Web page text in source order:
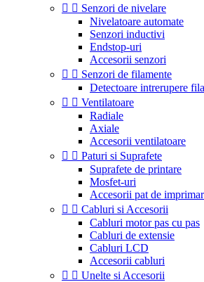
  Senzori de nivelare
Nivelatoare automate
Senzori inductivi
Endstop-uri
Accesorii senzori
  Senzori de filamente
Detectoare intrerupere
  Ventilatoare
Radiale
Axiale
Accesorii ventilatoare
  Paturi si Suprafete
Suprafete de printare
Mosfet-uri
Accesorii pat de
  Cabluri si Accesorii
Cabluri motor pas cu pas
Cabluri de extensie
Cabluri LCD
Accesorii cabluri
  Unelte si Accesorii